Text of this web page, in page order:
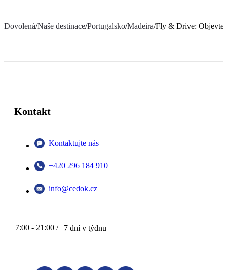
Dovolená/Naše destinace/Portugalsko/Madeira/Fly & Drive: Objevte
Kontakt
Kontaktujte nás
+420 296 184 910
info@cedok.cz
7:00 - 21:00 / 7 dní v týdnu